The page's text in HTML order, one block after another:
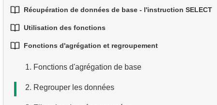
1.Introduction aux bases de données
Récupération de données de base - l'instruction SELECT
1.Sélectionner des données d'une table
Filtrage des données
3. Combiner plusieurs conditions
4. Alias de colonnes
Utilisation des fonctions
1.Fonctions SQL intégrées
2. Fonctions de chaîne courantes
3. Fonctions mathématiques courantes
Fonctions d'agrégation et regroupement
1. Fonctions d'agrégation de base
2. Regrouper les données